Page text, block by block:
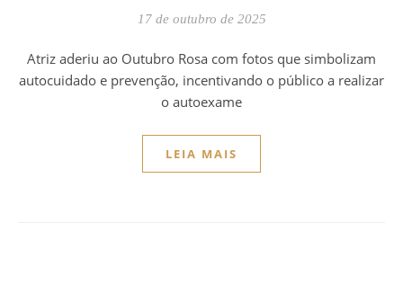
17 de outubro de 2025
Atriz aderiu ao Outubro Rosa com fotos que simbolizam
autocuidado e prevenção, incentivando o público a realizar
o autoexame
LEIA MAIS